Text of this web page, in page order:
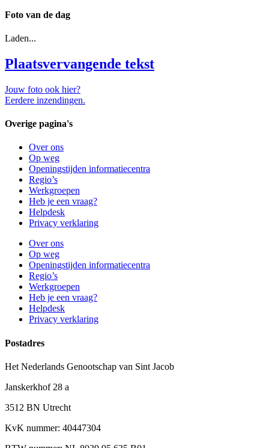
Foto van de dag
Laden...
Plaatsvervangende tekst
Jouw foto ook hier?
Eerdere inzendingen.
Overige pagina's
Over ons
Op weg
Openingstijden informatiecentra
Regio’s
Werkgroepen
Heb je een vraag?
Helpdesk
Privacy verklaring
Over ons
Op weg
Openingstijden informatiecentra
Regio’s
Werkgroepen
Heb je een vraag?
Helpdesk
Privacy verklaring
Postadres
Het Nederlands Genootschap van Sint Jacob
Janskerkhof 28 a
3512 BN Utrecht
KvK nummer: 40447304